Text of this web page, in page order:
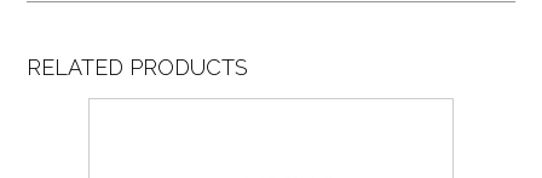
RELATED PRODUCTS